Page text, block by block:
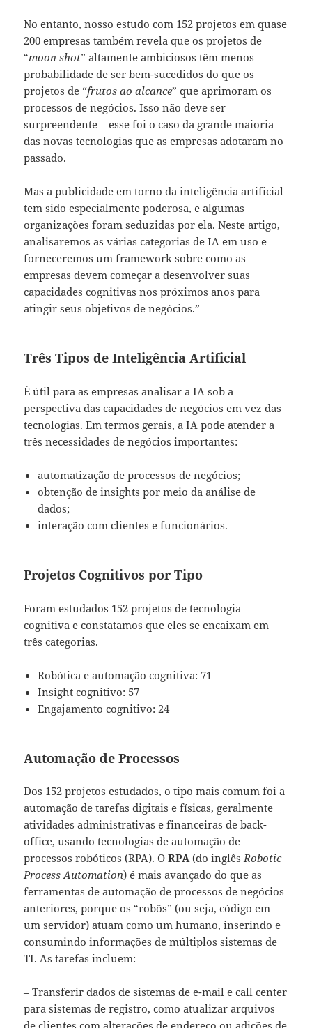
No entanto, nosso estudo com 152 projetos em quase
200 empresas também revela que os projetos de
“moon shot” altamente ambiciosos têm menos
probabilidade de ser bem-sucedidos do que os
projetos de “frutos ao alcance” que aprimoram os
processos de negócios. Isso não deve ser
surpreendente – esse foi o caso da grande maioria
das novas tecnologias que as empresas adotaram no
passado.
Mas a publicidade em torno da inteligência artificial
tem sido especialmente poderosa, e algumas
organizações foram seduzidas por ela. Neste artigo,
analisaremos as várias categorias de IA em uso e
forneceremos um framework sobre como as
empresas devem começar a desenvolver suas
capacidades cognitivas nos próximos anos para
atingir seus objetivos de negócios.”
Três Tipos de Inteligência Artificial
É útil para as empresas analisar a IA sob a
perspectiva das capacidades de negócios em vez das
tecnologias. Em termos gerais, a IA pode atender a
três necessidades de negócios importantes:
automatização de processos de negócios;
obtenção de insights por meio da análise de
dados;
interação com clientes e funcionários.
Projetos Cognitivos por Tipo
Foram estudados 152 projetos de tecnologia
cognitiva e constatamos que eles se encaixam em
três categorias.
Robótica e automação cognitiva: 71
Insight cognitivo: 57
Engajamento cognitivo: 24
Automação de Processos
Dos 152 projetos estudados, o tipo mais comum foi a
automação de tarefas digitais e físicas, geralmente
atividades administrativas e financeiras de back-
office, usando tecnologias de automação de
processos robóticos (RPA). ORPA(do inglêsRobotic
Process Automation) é mais avançado do que as
ferramentas de automação de processos de negócios
anteriores, porque os “robôs” (ou seja, código em
um servidor) atuam como um humano, inserindo e
consumindo informações de múltiplos sistemas de
TI. As tarefas incluem:
– Transferir dados de sistemas de e-mail e call center
para sistemas de registro, como atualizar arquivos